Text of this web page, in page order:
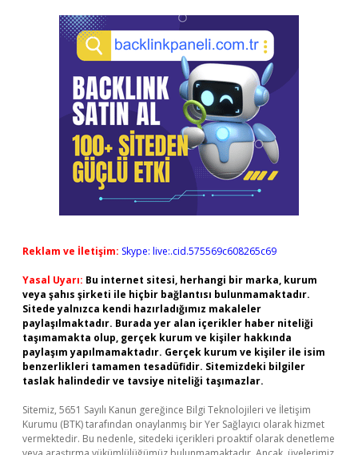
Reklam ve İletişim: Skype: live:.cid.575569c608265c69
Yasal Uyarı: Bu internet sitesi, herhangi bir marka, kurum
veya şahıs şirketi ile hiçbir bağlantısı bulunmamaktadır.
Sitede yalnızca kendi hazırladığımız makaleler
paylaşılmaktadır. Burada yer alan içerikler haber niteliği
taşımamakta olup, gerçek kurum ve kişiler hakkında
paylaşım yapılmamaktadır. Gerçek kurum ve kişiler ile isim
benzerlikleri tamamen tesadüfidir. Sitemizdeki bilgiler
taslak halindedir ve tavsiye niteliği taşımazlar.
Sitemiz, 5651 Sayılı Kanun gereğince Bilgi Teknolojileri ve İletişim
Kurumu (BTK) tarafından onaylanmış bir Yer Sağlayıcı olarak hizmet
vermektedir. Bu nedenle, sitedeki içerikleri proaktif olarak denetleme